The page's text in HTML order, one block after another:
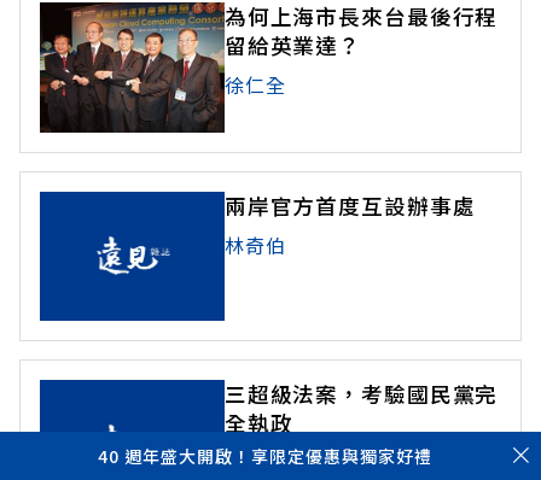
為何上海市長來台最後行程
留給英業達？
徐仁全
兩岸官方首度互設辦事處
林奇伯
三超級法案，考驗國民黨完
全執政
林奇伯
40 週年盛大開啟！享限定優惠與獨家好禮